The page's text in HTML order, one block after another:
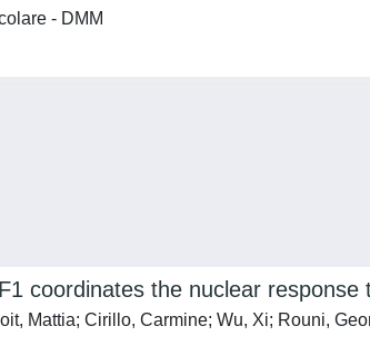
- DMM
coordinates the nuclear response
Mattia; Cirillo, Carmine; Wu, Xi; Rouni,